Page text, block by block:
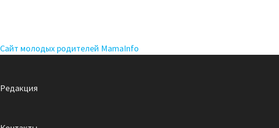
Сайт молодых родителей MamaInfo
Редакция